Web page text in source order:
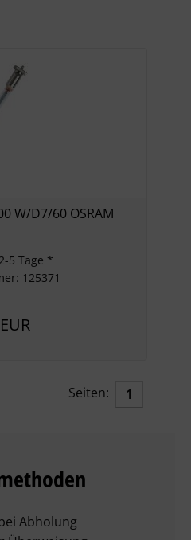
W/D7/60 OSRAM
5 Tage *
125371
Seiten: 1
Abholung